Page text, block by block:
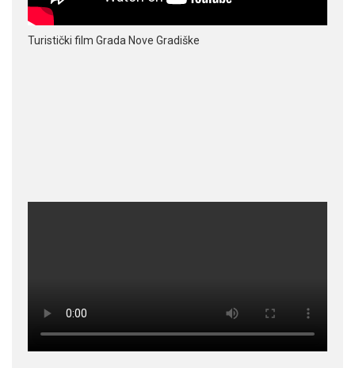
Turistički film Grada Nove Gradiške